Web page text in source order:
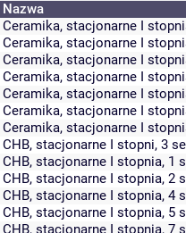
Nazwa
Ceramika, stacjonarne I
Ceramika, stacjonarne I
Ceramika, stacjonarne I
Ceramika, stacjonarne I
Ceramika, stacjonarne I
Ceramika, stacjonarne I
Ceramika, stacjonarne I
CHB, stacjonarne I stopni, 3
CHB, stacjonarne I stopnia, 1
CHB, stacjonarne I stopnia, 2
CHB, stacjonarne I stopnia, 4
CHB, stacjonarne I stopnia, 5
CHB, stacjonarne I stopnia, 7